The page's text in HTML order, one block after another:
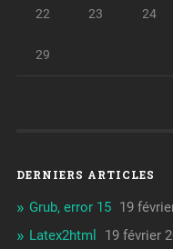
22 23 24
29
DERNIERS ARTICLES
Grub, error 15 19
Latex2html
19 février